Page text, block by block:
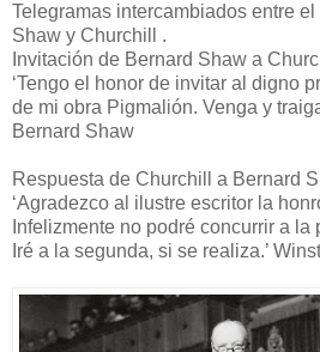
Telegramas intercambiados entre
Shaw y Churchill .
Invitación de Bernard Shaw a
‘Tengo el honor de invitar al digno
de mi obra Pigmalión. Venga y
Bernard Shaw
Respuesta de Churchill a Bernard
‘Agradezco al ilustre escritor la
Infelizmente no podré concurrir a la
Iré a la segunda, si se realiza.’